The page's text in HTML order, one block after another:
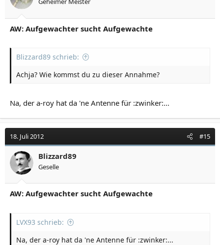
AW: Aufgewachter sucht Aufgewachte
Blizzard89 schrieb:
Achja? Wie kommst du zu dieser Annahme?
Na, der a-roy hat da 'ne Antenne für :zwinker:...
18. Juli 2012 #15
Blizzard89
Geselle
AW: Aufgewachter sucht Aufgewachte
LVX93 schrieb:
Na, der a-roy hat da 'ne Antenne für :zwinker:...